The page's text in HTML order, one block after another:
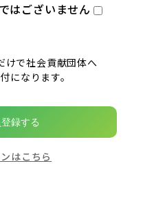
はございません
けで社会貢献団体へ
になります。
録する
はこちら